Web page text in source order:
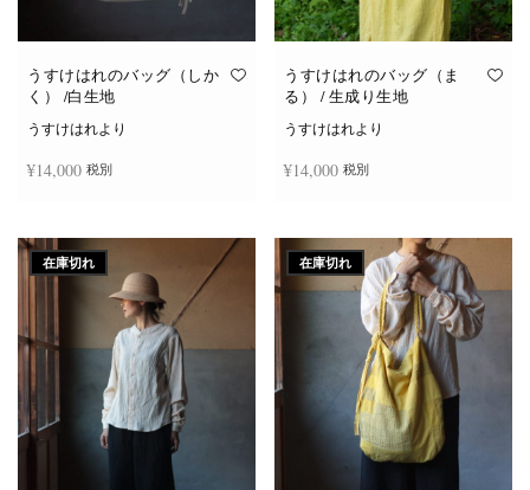
うすけはれのバッグ（しか
く） /白生地
うすけはれより
¥14,000 税別
うすけはれのバッグ（ま
る） / 生成り生地
うすけはれより
¥14,000 税別
在庫切れ 在庫切れ